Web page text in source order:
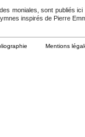
moniales, sont publiés ici
inspirés de Pierre
Mentions